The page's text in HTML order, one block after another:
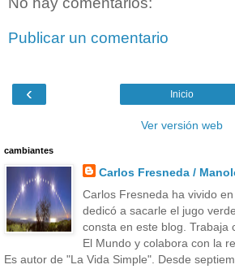
Publicar un comentario
‹ Inicio
Ver versión web
cambiantes
Carlos Fresneda /
Carlos Fresneda ha vivido
dedicó a sacarle el jugo
consta en este blog. Trabaja
El Mundo y colabora con la
Es autor de "La Vida Simple". Desde